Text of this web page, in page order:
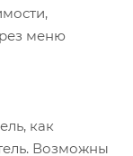
меню
как
Возможны